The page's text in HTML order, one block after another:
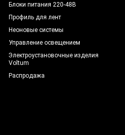
Блоки питания 220-48В
Профиль для лент
Неоновые системы
Управление освещением
Электроустановочные изделия
Voltum
Распродажа